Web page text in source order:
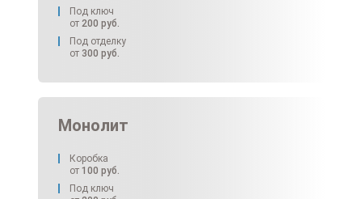
Под ключ
от 200 руб.
Под отделку
от 300 руб.
Монолит
Коробка
от 100 руб.
Под ключ